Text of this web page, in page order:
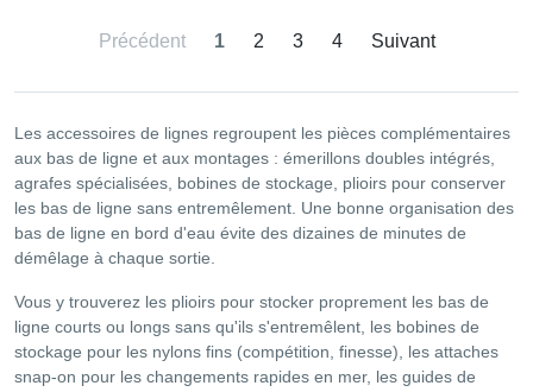
Précédent 1 2 3 4 Suivant
Les accessoires de lignes regroupent les pièces complémentaires
aux bas de ligne et aux montages : émerillons doubles intégrés,
agrafes spécialisées, bobines de stockage, plioirs pour conserver
les bas de ligne sans entremêlement. Une bonne organisation des
bas de ligne en bord d'eau évite des dizaines de minutes de
démêlage à chaque sortie.
Vous y trouverez les plioirs pour stocker proprement les bas de
ligne courts ou longs sans qu'ils s'entremêlent, les bobines de
stockage pour les nylons fins (compétition, finesse), les attaches
snap-on pour les changements rapides en mer, les guides de